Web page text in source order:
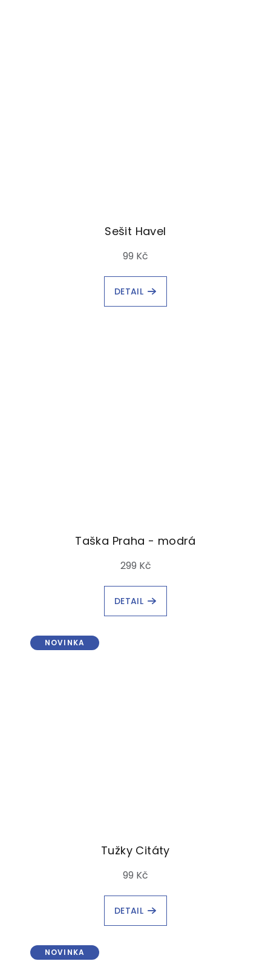
Sešit Havel
99 Kč
DETAIL
Taška Praha - modrá
299 Kč
DETAIL
NOVINKA
Tužky Citáty
99 Kč
DETAIL
NOVINKA